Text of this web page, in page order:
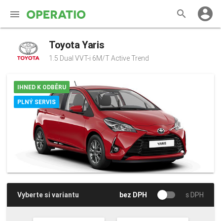
NABÍDKA AUT
JAK TO FUNGUJE
KONTAKT
search account_circle
Toyota Yaris
1.5 Dual VVT-i 6M/T Active Trend
IHNED K ODBĚRU
PLNÝ SERVIS
Vyberte si variantu bez DPH s DPH